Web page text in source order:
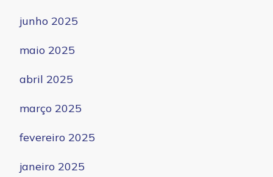
junho 2025
maio 2025
abril 2025
março 2025
fevereiro 2025
janeiro 2025